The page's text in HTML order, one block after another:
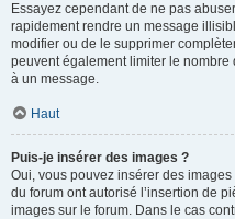
Essayez cependant de ne pas
rapidement rendre un message
modifier ou de le supprimer
peuvent également limiter le nombre
à un message.
Haut
Puis-je insérer des images ?
Oui, vous pouvez insérer des
du forum ont autorisé l’insertion de
images sur le forum. Dans le cas